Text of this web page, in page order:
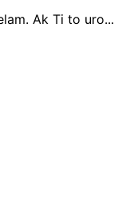
Ak Ti to uro...